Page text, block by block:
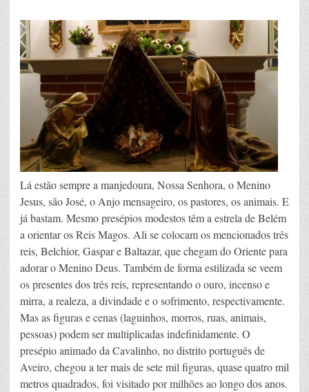
Lá estão sempre a manjedoura, Nossa Senhora, o Menino
Jesus, são José, o Anjo mensageiro, os pastores, os animais. E
já bastam. Mesmo presépios modestos têm a estrela de Belém
a orientar os Reis Magos. Ali se colocam os mencionados três
reis, Belchior, Gaspar e Baltazar, que chegam do Oriente para
adorar o Menino Deus. Também de forma estilizada se veem
os presentes dos três reis, representando o ouro, incenso e
mirra, a realeza, a divindade e o sofrimento, respectivamente.
Mas as figuras e cenas (laguinhos, morros, ruas, animais,
pessoas) podem ser multiplicadas indefinidamente. O
presépio animado da Cavalinho, no distrito português de
Aveiro, chegou a ter mais de sete mil figuras, quase quatro mil
metros quadrados, foi visitado por milhões ao longo dos anos.